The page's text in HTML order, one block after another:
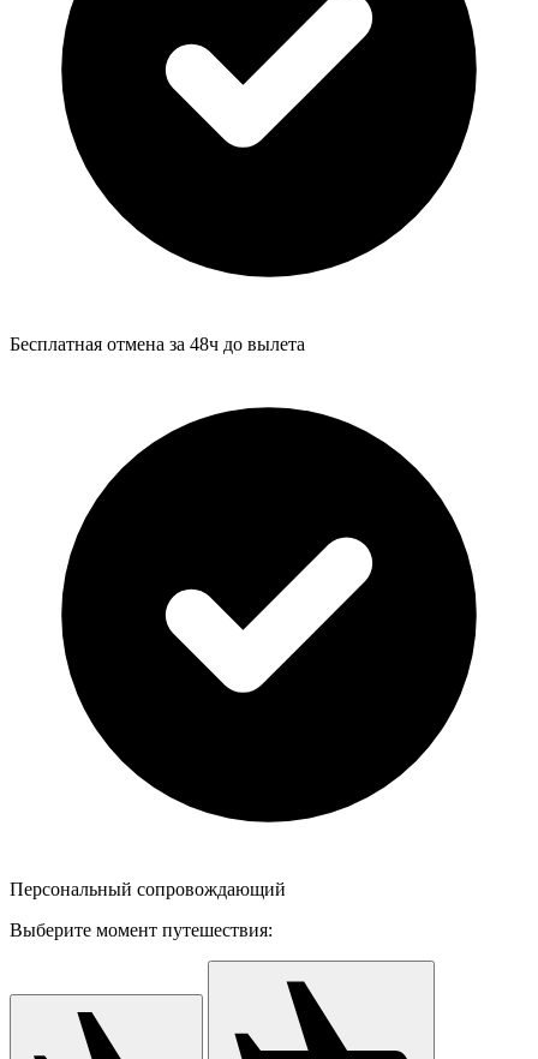
Бесплатная отмена за 48ч до вылета
Персональный сопровождающий
Выберите момент путешествия: